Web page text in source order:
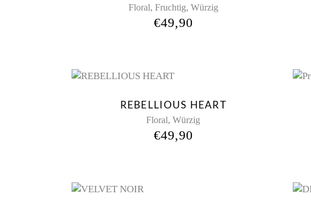
Floral, Fruchtig, Würzig
€49,90
REBELLIOUS HEART
Floral,Würzig
€49,90